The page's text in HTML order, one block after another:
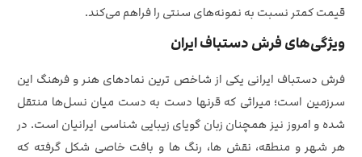
قیمت کمتر نسبت به نمونه‌های سنتی را فراهم می‌کند.
ویژگی‌های فرش دستباف ایران
فرش دستباف ایرانی یکی از شاخص ترین نمادهای هنر و فرهنگ این
سرزمین است؛ میراثی که قرنها دست به دست میان نسل‌ها منتقل
شده و امروز نیز همچنان زبان گویای زیبایی‌ شناسی ایرانیان است. در
هر شهر و منطقه، نقش‌ ها، رنگ‌ ها و بافت خاصی شکل گرفته که